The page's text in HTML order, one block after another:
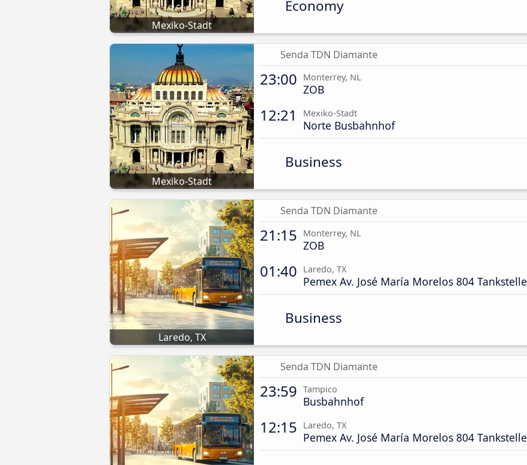
Mexiko-Stadt
Economy
Mexiko-Stadt
Senda TDN Diamante
23:00 Monterrey, NL
ZOB
12:21 Mexiko-Stadt
Norte Busbahnhof
Business
Laredo, TX
Senda TDN Diamante
21:15 Monterrey, NL
ZOB
01:40 Laredo, TX
Pemex Av. José María Morelos 804 Tankstelle
Business
Senda TDN Diamante
23:59 Tampico
Busbahnhof
12:15 Laredo, TX
Pemex Av. José María Morelos 804 Tankstelle